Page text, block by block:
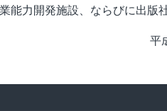
能力開発施設、ならびに出版
平